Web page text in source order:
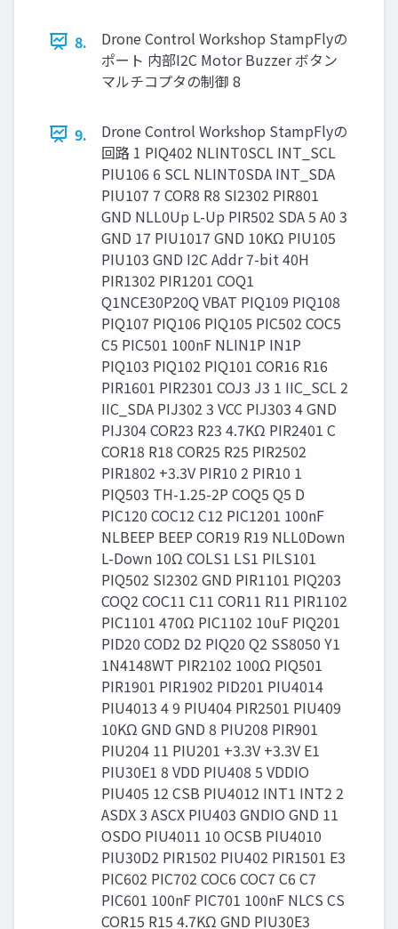
8.
Drone Control Workshop StampFlyの
ポート 内部I2C Motor Buzzer ボタン
マルチコプタの制御 8
9.
Drone Control Workshop StampFlyの
回路 1 PIQ402 NLINT0SCL INT_SCL
PIU106 6 SCL NLINT0SDA INT_SDA
PIU107 7 COR8 R8 SI2302 PIR801
GND NLL0Up L-Up PIR502 SDA 5 A0 3
GND 17 PIU1017 GND 10KΩ PIU105
PIU103 GND I2C Addr 7-bit 40H
PIR1302 PIR1201 COQ1
Q1NCE30P20Q VBAT PIQ109 PIQ108
PIQ107 PIQ106 PIQ105 PIC502 COC5
C5 PIC501 100nF NLIN1P IN1P
PIQ103 PIQ102 PIQ101 COR16 R16
PIR1601 PIR2301 COJ3 J3 1 IIC_SCL 2
IIC_SDA PIJ302 3 VCC PIJ303 4 GND
PIJ304 COR23 R23 4.7KΩ PIR2401 C
COR18 R18 COR25 R25 PIR2502
PIR1802 +3.3V PIR10 2 PIR10 1
PIQ503 TH-1.25-2P COQ5 Q5 D
PIC120 COC12 C12 PIC1201 100nF
NLBEEP BEEP COR19 R19 NLL0Down
L-Down 10Ω COLS1 LS1 PILS101
PIQ502 SI2302 GND PIR1101 PIQ203
COQ2 COC11 C11 COR11 R11 PIR1102
PIC1101 470Ω PIC1102 10uF PIQ201
PID20 COD2 D2 PIQ20 Q2 SS8050 Y1
1N4148WT PIR2102 100Ω PIQ501
PIR1901 PIR1902 PID201 PIU4014
PIU4013 4 9 PIU404 PIR2501 PIU409
10KΩ GND GND 8 PIU208 PIR901
PIU204 11 PIU201 +3.3V +3.3V E1
PIU30E1 8 VDD PIU408 5 VDDIO
PIU405 12 CSB PIU4012 INT1 INT2 2
ASDX 3 ASCX PIU403 GNDIO GND 11
OSDO PIU4011 10 OCSB PIU4010
PIU30D2 PIR1502 PIU402 PIR1501 E3
PIC602 PIC702 COC6 COC7 C6 C7
PIC601 100nF PIC701 100nF NLCS CS
COR15 R15 4.7KΩ GND PIU30E3